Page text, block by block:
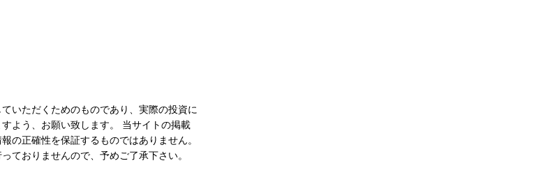
いただくためのものであり、実際の投資に
よう、お願い致します。 当サイトの掲載
の正確性を保証するものではありません。
ておりませんので、予めご了承下さい。